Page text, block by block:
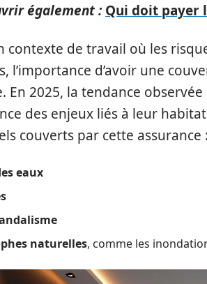
également : Qui doit payer
contexte de travail où les
l’importance d’avoir une
En 2025, la tendance
des enjeux liés à leur
couverts par cette assurance :
eaux
naturelles, comme les